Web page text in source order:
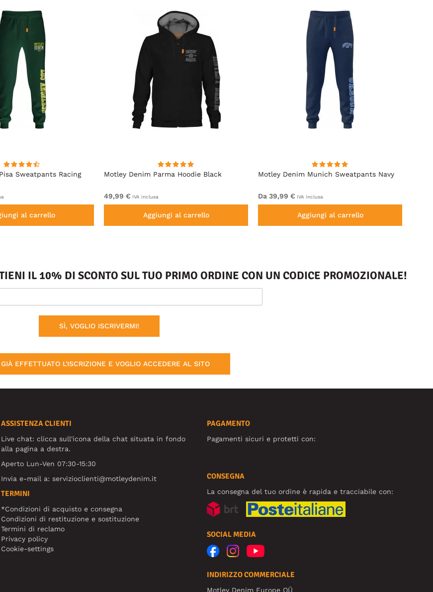
Sweatpants Racing
al carrello
Motley Denim Parma Hoodie Black
49,99 € IVA inclusa
Aggiungi al carrello
Motley Denim Munich Sweatpants Navy
Da 39,99 € IVA inclusa
Aggiungi al carrello
IL 10% DI SCONTO SUL TUO PRIMO ORDINE CON UN CODICE PROMOZIONALE!
SÌ, VOGLIO ISCRIVERMI!
EFFETTUATO L'ISCRIZIONE E VOGLIO ACCEDERE AL SITO
ASSISTENZA CLIENTI
Live chat: clicca sull'icona della chat situata in fondo
alla pagina a destra.
Aperto Lun-Ven 07:30-15:30
Invia e-mail a:servizioclienti@motleydenim.it
TERMINI
*Condizioni di acquisto e consegna
Condizioni di restituzione e sostituzione
Termini di reclamo
Privacy policy
Cookie-settings
PAGAMENTO
Pagamenti sicuri e protetti con:
CONSEGNA
La consegna del tuo ordine è rapida e tracciabile con:
SOCIAL MEDIA
INDIRIZZO COMMERCIALE
Motley Denim Europe OÜ